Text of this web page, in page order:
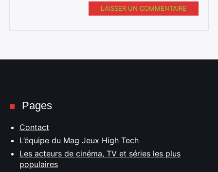
LAISSER UN COMMENTAIRE
Pages
Contact
L’équipe du Mag Jeux High Tech
Les acteurs de cinéma, TV et séries les plus
populaires